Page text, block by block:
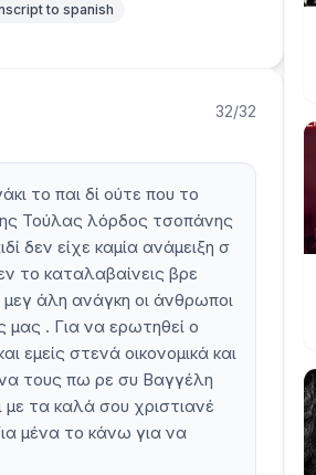
to spanish
32/32
το παι δί ούτε που το
Τούλας λόρδος τσοπάνης
δεν είχε καμία ανάμειξη σ
το καταλαβαίνεις βρε
μεγ άλη ανάγκη οι άνθρωποι
. Για να ερωτηθεί ο
στενά οικονομικά και
τους πω ρε συ Βαγγέλη
τα καλά σου χριστιανέ
μένα το κάνω για να